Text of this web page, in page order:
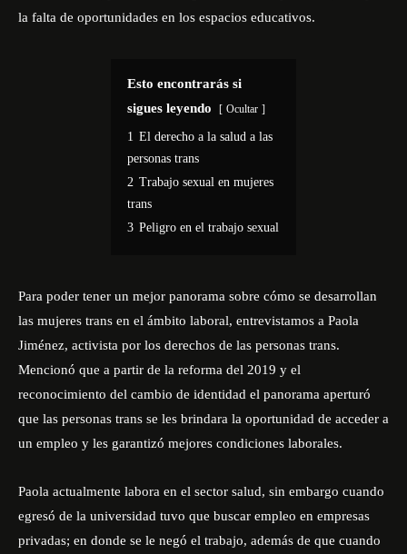
la falta de oportunidades en los espacios educativos.
Esto encontrarás si
sigues leyendo
Ocultar
1 El derecho a la salud a las
personas trans
2 Trabajo sexual en mujeres
trans
3 Peligro en el trabajo sexual
Para poder tener un mejor panorama sobre cómo se desarrollan
las mujeres trans en el ámbito laboral, entrevistamos a Paola
Jiménez, activista por los derechos de las personas trans.
Mencionó que a partir de la reforma del 2019 y el
reconocimiento del cambio de identidad el panorama aperturó
que las personas trans se les brindara la oportunidad de acceder a
un empleo y les garantizó mejores condiciones laborales.
Paola actualmente labora en el sector salud, sin embargo cuando
egresó de la universidad tuvo que buscar empleo en empresas
privadas; en donde se le negó el trabajo, además de que cuando